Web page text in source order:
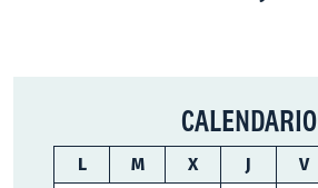
CALENDARIO
L M X J V